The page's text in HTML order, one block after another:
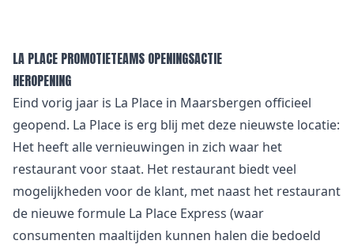
LA PLACE PROMOTIETEAMS OPENINGSACTIE
HEROPENING
Eind vorig jaar is La Place in Maarsbergen officieel
geopend. La Place is erg blij met deze nieuwste locatie:
Het heeft alle vernieuwingen in zich waar het
restaurant voor staat. Het restaurant biedt veel
mogelijkheden voor de klant, met naast het restaurant
de nieuwe formule La Place Express (waar
consumenten maaltijden kunnen halen die bedoeld